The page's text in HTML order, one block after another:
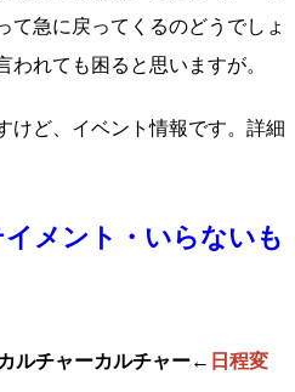
急に戻ってくるのどうでしょ
われても困ると思いますが。
けど、イベント情報です。詳細
メント・いらないも
ルチャーカルチャー← 日程変